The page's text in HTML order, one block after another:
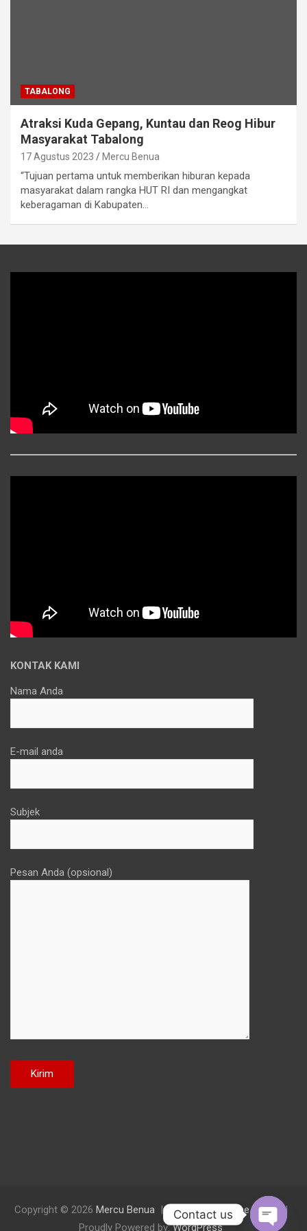
TABALONG
Atraksi Kuda Gepang, Kuntau dan Reog Hibur
Masyarakat Tabalong
17 Agustus 2023 Mercu Benua
“Tujuan pertama untuk memberikan hiburan kepada
masyarakat dalam rangka HUT RI dan mengangkat
keberagaman di Kabupaten…
KONTAK KAMI
Nama Anda
E-mail anda
Subjek
Pesan Anda (opsional)
Copyright © 2026 Mercu Benua Theme by: Theme Horse
Proudly Powered by:WordPress
Contact us